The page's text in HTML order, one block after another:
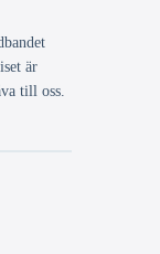
är
till oss.